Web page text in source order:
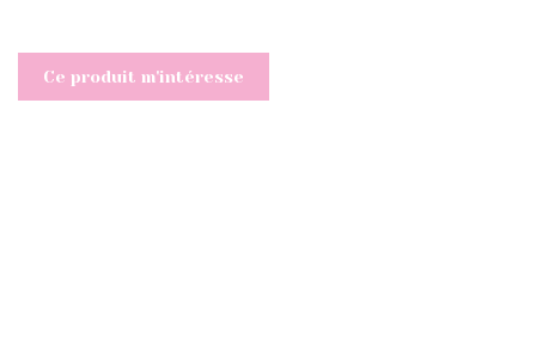
Ce produit m'intéresse